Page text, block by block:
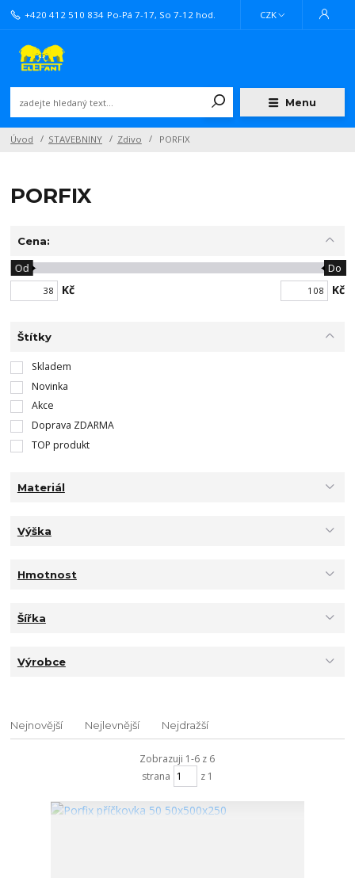
Menu
CZK
+420 412 510 834 Po-Pá 7-17, So 7-12 hod.
Úvod STAVEBNINY Zdivo PORFIX
PORFIX
Cena:
Kč
Od Do
Kč
Štítky
Skladem
Novinka
Akce
Doprava ZDARMA
TOP produkt
Materiál
Výška
Hmotnost
Šířka
Výrobce
Nejnovější Nejlevnější Nejdražší
Zobrazuji 1-6 z 6
strana
z 1